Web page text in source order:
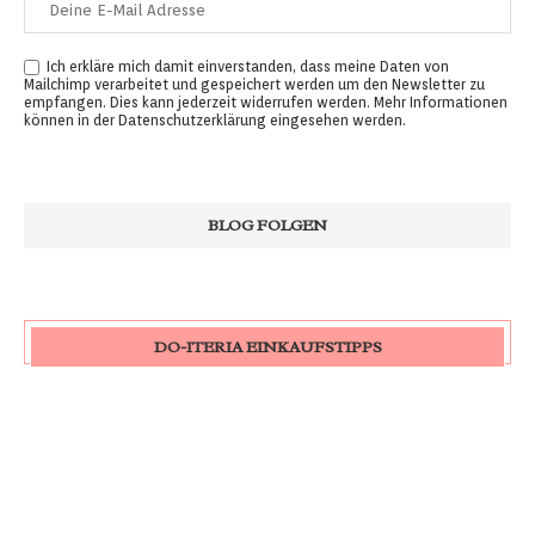
Ich erkläre mich damit einverstanden, dass meine Daten von
Mailchimp verarbeitet und gespeichert werden um den Newsletter zu
empfangen. Dies kann jederzeit widerrufen werden. Mehr Informationen
können in der Datenschutzerklärung eingesehen werden.
DO-ITERIA EINKAUFSTIPPS